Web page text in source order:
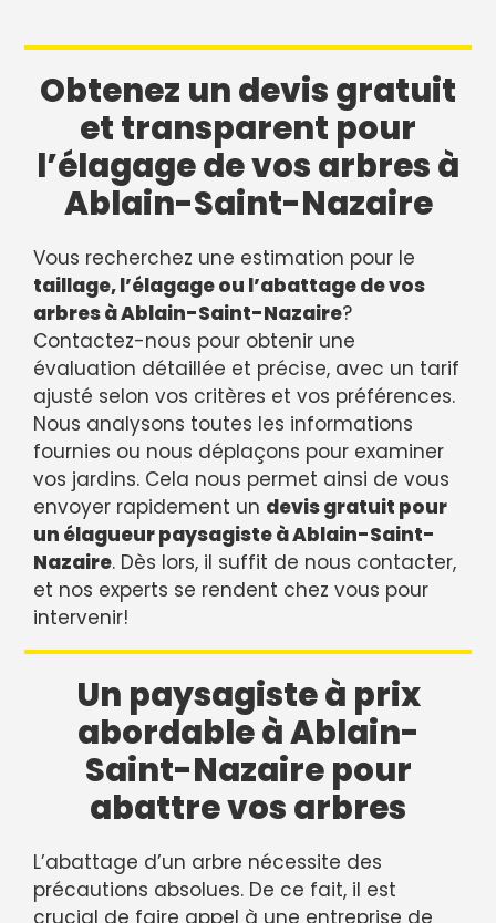
Obtenez un devis gratuit
et transparent pour
l’élagage de vos arbres à
Ablain-Saint-Nazaire
Vous recherchez une estimation pour le
taillage, l’élagage ou l’abattage de vos
arbres à Ablain-Saint-Nazaire?
Contactez-nous pour obtenir une
évaluation détaillée et précise, avec un tarif
ajusté selon vos critères et vos préférences.
Nous analysons toutes les informations
fournies ou nous déplaçons pour examiner
vos jardins. Cela nous permet ainsi de vous
envoyer rapidement un devis gratuit pour
un élagueur paysagiste à Ablain-Saint-
Nazaire. Dès lors, il suffit de nous contacter,
et nos experts se rendent chez vous pour
intervenir!
Un paysagiste à prix
abordable à Ablain-
Saint-Nazaire pour
abattre vos arbres
L’abattage d’un arbre nécessite des
précautions absolues. De ce fait, il est
crucial de faire appel à une entreprise de